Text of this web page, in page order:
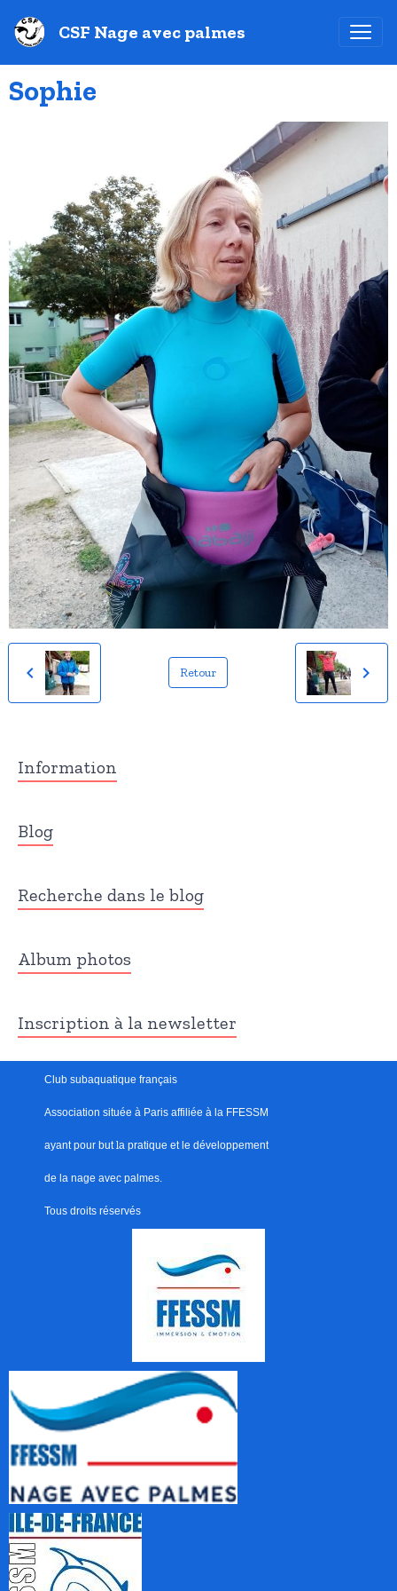
CSF Nage avec palmes
Sophie
Retour
Information
Blog
Recherche dans le blog
Album photos
Inscription à la newsletter
Club subaquatique français
Association située à Paris affiliée à la FFESSM
ayant pour but la pratique et le développement
de la nage avec palmes.
Tous droits réservés